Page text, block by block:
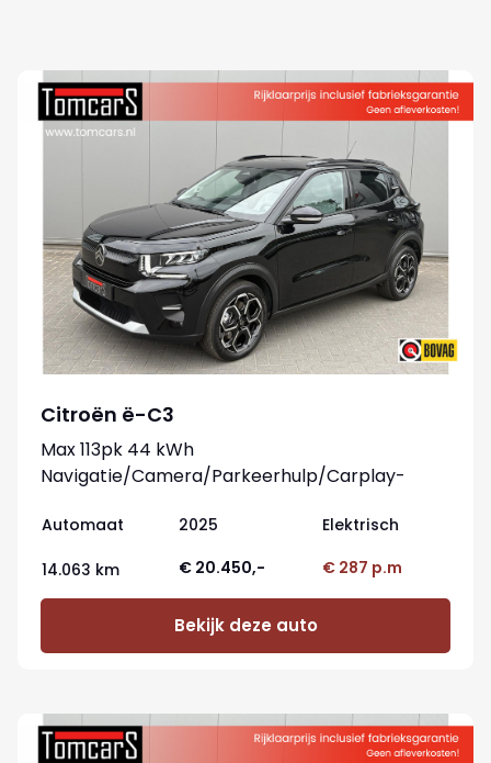
Citroën ë-C3
Max 113pk 44 kWh
Navigatie/Camera/Parkeerhulp/Carplay-
Automaat 2025 Elektrisch
14.063 km € 20.450,- € 287 p.m
Bekijk deze auto